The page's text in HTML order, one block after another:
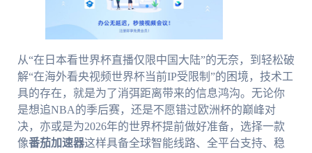
从“在日本看世界杯直播仅限中国大陆”的无奈，到轻松破
解“在海外看央视频世界杯当前IP受限制”的困境，技术工
具的存在，就是为了消弭距离带来的信息鸿沟。无论你
是想追NBA的季后赛，还是不愿错过欧洲杯的巅峰对
决，亦或是为2026年的世界杯提前做好准备，选择一款
像番茄加速器这样具备全球智能线路、全平台支持、稳